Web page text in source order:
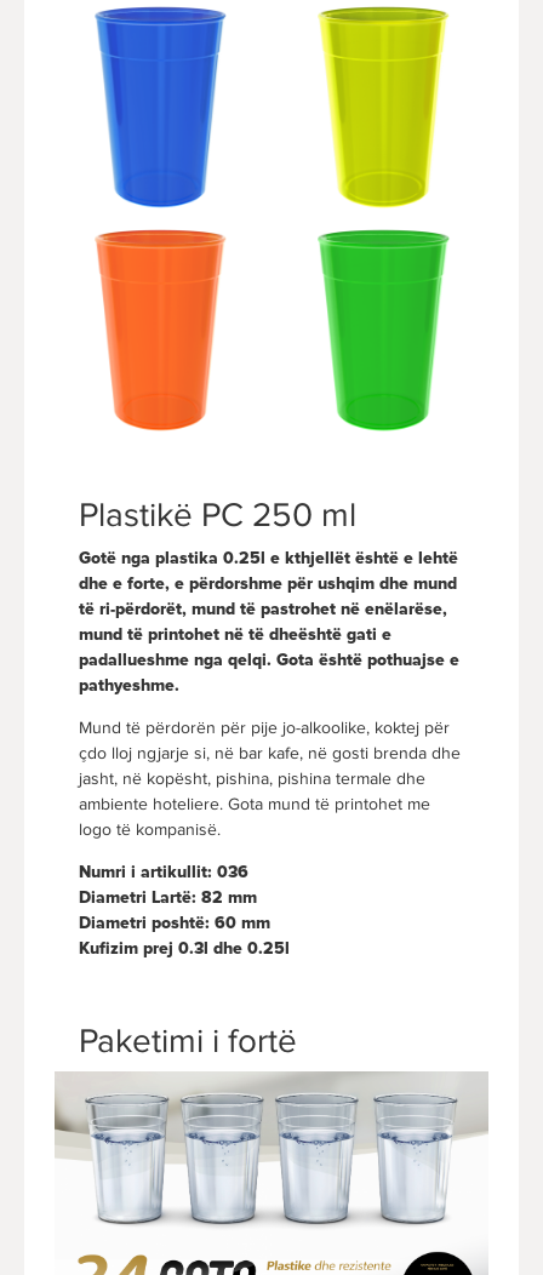
Plastikë PC 250 ml
Gotë nga plastika 0.25l e kthjellët është e lehtë
dhe e forte, e përdorshme për ushqim dhe mund
të ri-përdorët, mund të pastrohet në enëlarëse,
mund të printohet në të dheështë gati e
padallueshme nga qelqi. Gota është pothuajse e
pathyeshme.
Mund të përdorën për pije jo-alkoolike, koktej për
çdo lloj ngjarje si, në bar kafe, në gosti brenda dhe
jasht, në kopësht, pishina, pishina termale dhe
ambiente hoteliere. Gota mund të printohet me
logo të kompanisë.
Numri i artikullit: 036
Diametri Lartë: 82 mm
Diametri poshtë: 60 mm
Kufizim prej 0.3l dhe 0.25l
Paketimi i fortë